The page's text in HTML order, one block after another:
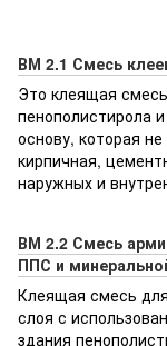
ВМ 2.1 Смесь
Это клеящая
пенополистирола
основу, которая
кирпичная,
наружных и
ВМ 2.2 Смесь
ППС и
Клеящая смесь
слоя с
здания